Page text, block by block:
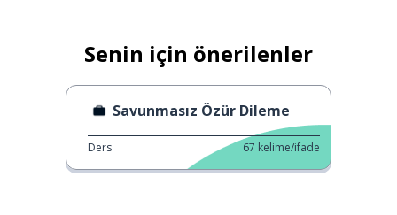
Senin için önerilenler
Savunmasız Özür Dileme
Ders 67 kelime/ifade